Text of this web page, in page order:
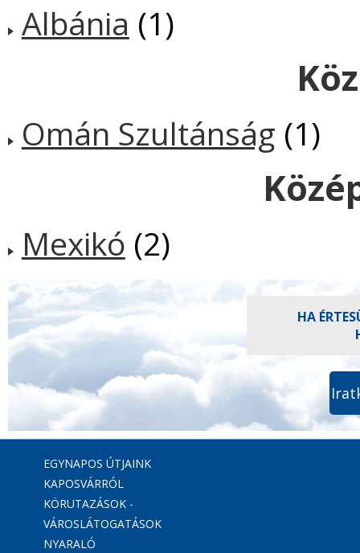
Albánia (1)
Omán Szultánság (1)
Mexikó (2)
HA
EGYNAPOS ÚTJAINK
KAPOSVÁRRÓL
KÖRUTAZÁSOK -
VÁROSLÁTOGATÁSOK
NYARALÓ